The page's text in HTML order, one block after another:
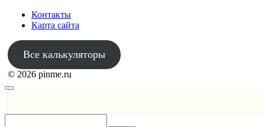
Контакты
Карта сайта
Все калькуляторы
© 2026 pinme.ru